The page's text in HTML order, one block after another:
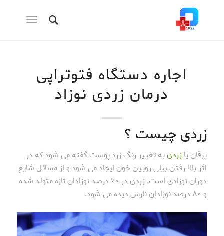
اجاره دستگاه فتوتراپی
درمان زردی نوزاد
زردی چیست ؟
یرقان یازردیبه تغییر رنگ زرد پوست گفته می شود که در
اثر بالا رفتن بیلی روبین خون ایجاد می شود و از مسائل شایع
دوران نوزادی است. زردی در ۶۰ درصد نوزادان تازه متولد شده
و ۸۰ درصد نوزادان نارس دیده می شود.